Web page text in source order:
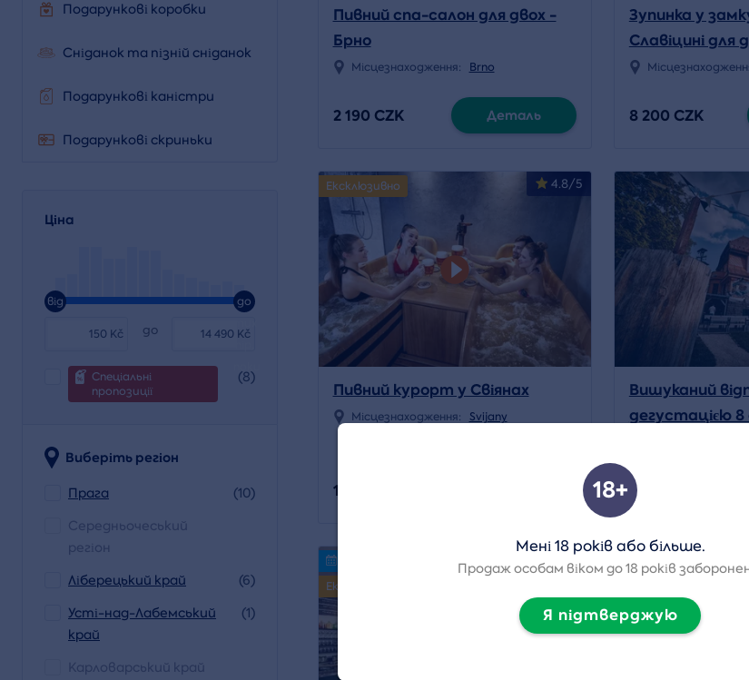
Подарункові коробки
Сніданок та пізній сніданок
Подарункові каністри
Подарункові скриньки
Ціна
від
до
Kč Kč
до
Спеціальні
пропозиції
(8)
Виберіть регіон
Прага
(10)
Середньочеський
регіон
Ліберецький край
(6)
Усті-над-Лабемський
край
(1)
Карловарський край
Пивний спа-салон для двох -
Брно
Місцезнаходження: Brno
2 190 CZK Деталь
Зупинка у
Славіцині для
8 200 CZK
4.8/5
Ексклюзивно
Пивний курорт у Свіянах
Місцезнаходження: Svijany
1 790 CZK
Вишуканий
дегустацією 8
4 150 CZK
4.8/5
Volný termín od 10.08.2026
Ексклюзивно
18+
Мені 18 років або більше.
Продаж особам віком до 18 років
Я підтверджую